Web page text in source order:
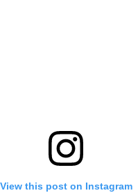
View this post on Instagram